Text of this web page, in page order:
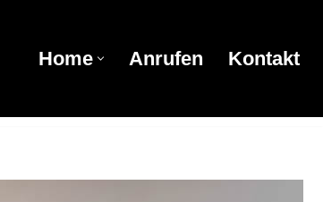
Home Anrufen Kontakt